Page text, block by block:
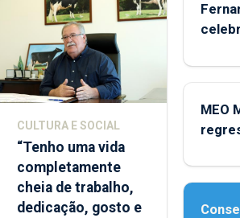
CULTURA E SOCIAL
“Tenho uma vida
completamente
cheia de trabalho,
dedicação, gosto e
MEO